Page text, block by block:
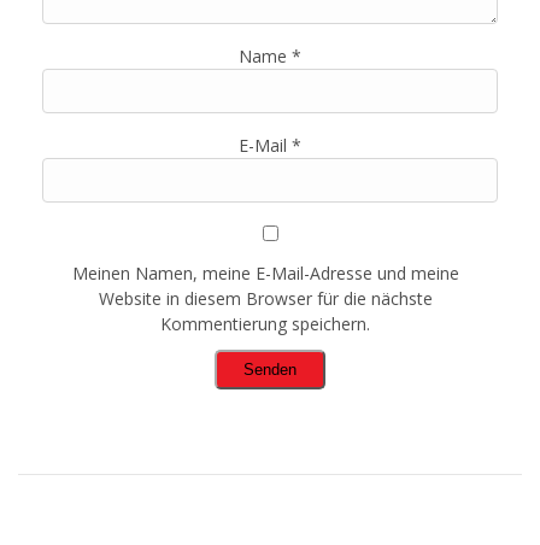
Name *
E-Mail *
Meinen Namen, meine E-Mail-Adresse und meine
Website in diesem Browser für die nächste
Kommentierung speichern.